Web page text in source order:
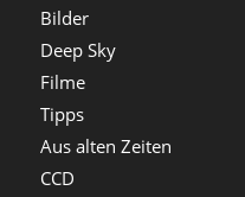
Bilder
Deep Sky
Filme
Tipps
Aus alten Zeiten
CCD